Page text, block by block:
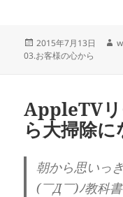
投
稿
2015年7月13日
03.お客様の心から
AppleTV
ら大掃除
朝から思いっ
(￣Д￣)ﾉ教科